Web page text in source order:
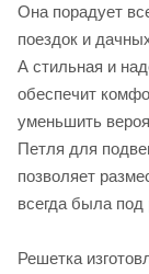
Она порадует
поездок и
А стильная и
обеспечит
уменьшить
Петля для
позволяет
всегда была под
Решетка